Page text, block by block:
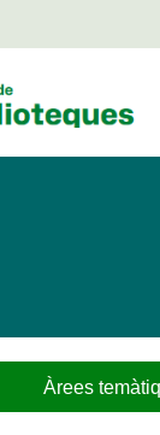
Àrees